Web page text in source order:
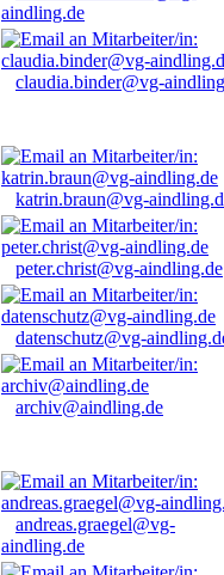
aindling.de
claudia.binder@vg-
katrin.braun@vg-
peter.christ@vg-aindling.de
datenschutz@vg-
archiv@aindling.de
andreas.graegel@vg-
aindling.de